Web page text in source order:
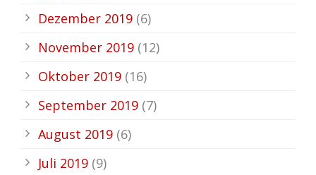
Dezember 2019 (6)
November 2019 (12)
Oktober 2019 (16)
September 2019 (7)
August 2019 (6)
Juli 2019 (9)